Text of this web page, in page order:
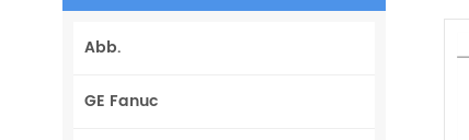
Abb.
GE Fanuc